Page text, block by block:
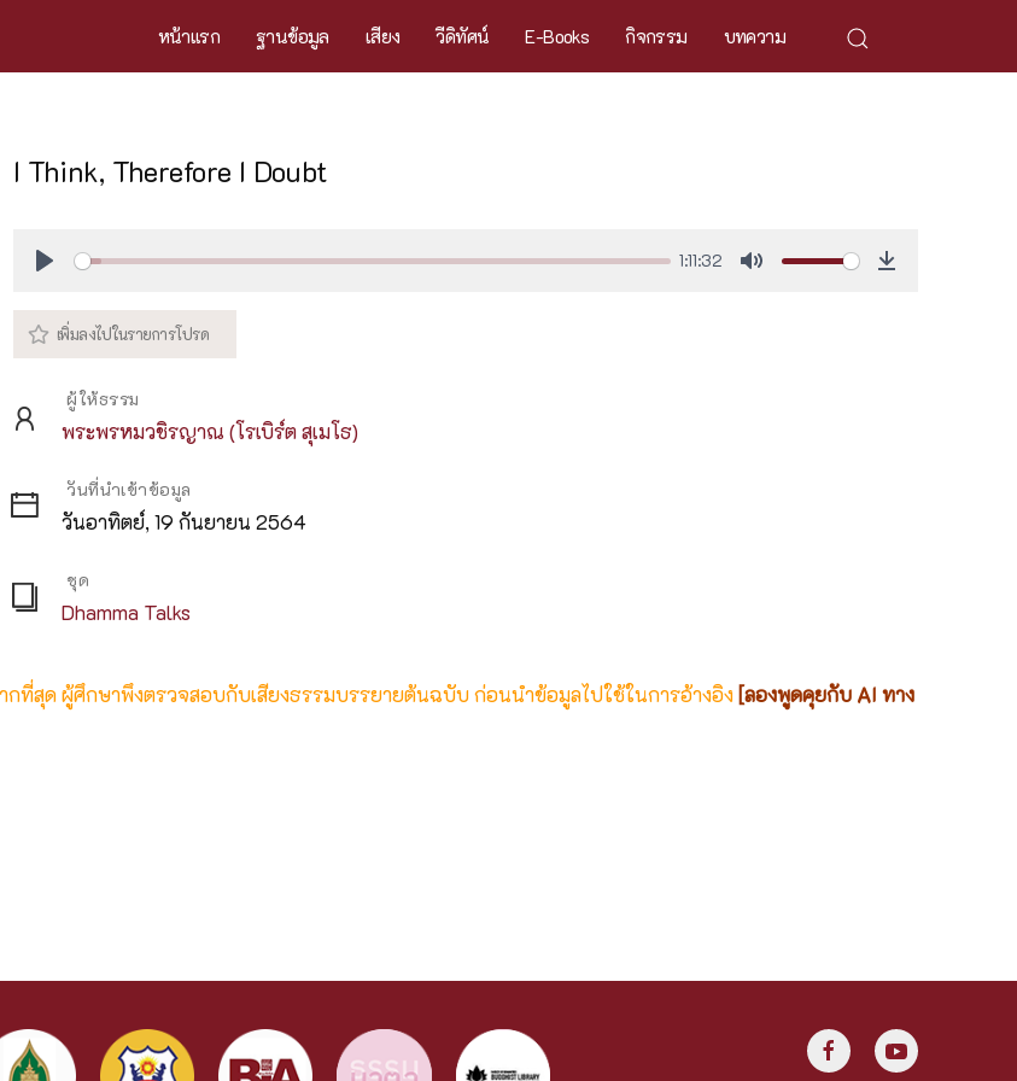
หน้าแรก ฐานข้อมูล เสียง วีดิทัศน์ E-Books กิจกรรม บทความ
I Think, Therefore I Doubt
1:11:32
ผู้ให้ธรรม
พระพรหมวชิรญาณ (โรเบิร์ต สุเมโธ)
วันที่นำเข้าข้อมูล
วันอาทิตย์, 19 กันยายน 2564
ชุด
Dhamma Talks
ที่สุด ผู้ศึกษาพึงตรวจสอบกับเสียงธรรมบรรยายต้นฉบับ ก่อนนำข้อมูลไปใช้ในการอ้างอิง [ลองพูดคุยกับ AI ทาง